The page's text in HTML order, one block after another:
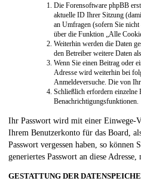
Die Forensoftware phpBB
aktuelle ID Ihrer Sitzung
an Umfragen (sofern Sie
über die Funktion „Alle
Weiterhin werden die Daten
den Betreiber weitere Daten
Wenn Sie einen Beitrag oder
Adresse wird weiterhin bei
Anmeldeversuche. Die von
Schließlich erfordern einzelne
Benachrichtigungsfunktionen.
Ihr Passwort wird mit einer Einwege-
Ihrem Benutzerkonto für das Board,
Passwort vergessen haben, so
generiertes Passwort an diese
GESTATTUNG DER